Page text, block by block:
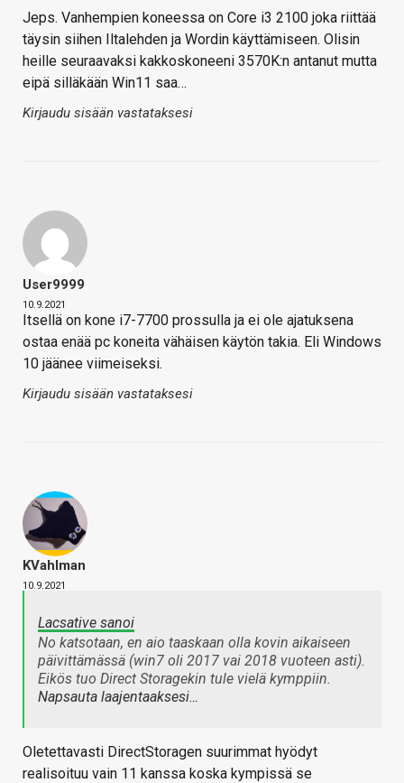
Jeps. Vanhempien koneessa on Core i3 2100 joka riittää
täysin siihen Iltalehden ja Wordin käyttämiseen. Olisin
heille seuraavaksi kakkoskoneeni 3570K:n antanut mutta
eipä silläkään Win11 saa…
Kirjaudu sisään vastataksesi
User9999
10.9.2021
Itsellä on kone i7-7700 prossulla ja ei ole ajatuksena
ostaa enää pc koneita vähäisen käytön takia. Eli Windows
10 jäänee viimeiseksi.
Kirjaudu sisään vastataksesi
KVahlman
10.9.2021
Lacsative sanoi
No katsotaan, en aio taaskaan olla kovin aikaiseen
päivittämässä (win7 oli 2017 vai 2018 vuoteen asti).
Eikös tuo Direct Storagekin tule vielä kymppiin.
Napsauta laajentaaksesi…
Oletettavasti DirectStoragen suurimmat hyödyt
realisoituu vain 11 kanssa koska kympissä se